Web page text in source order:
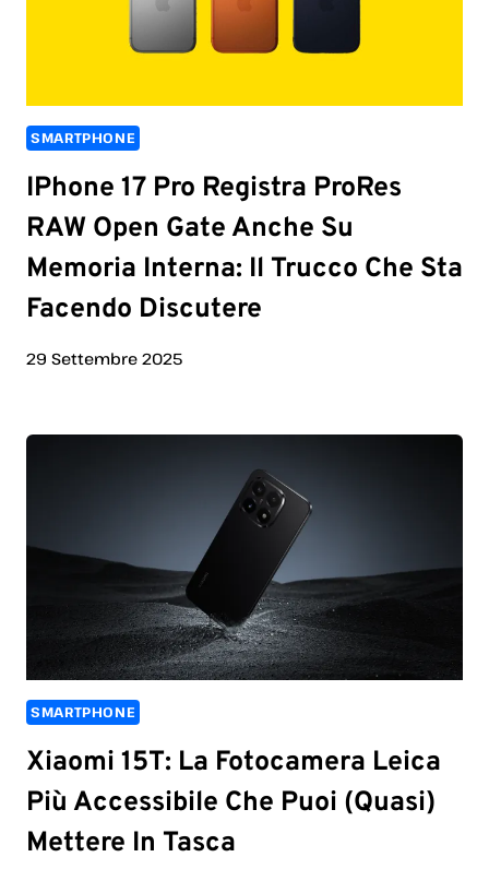
SMARTPHONE
IPhone 17 Pro Registra ProRes
RAW Open Gate Anche Su
Memoria Interna: Il Trucco Che Sta
Facendo Discutere
29 Settembre 2025
SMARTPHONE
Xiaomi 15T: La Fotocamera Leica
Più Accessibile Che Puoi (quasi)
Mettere In Tasca